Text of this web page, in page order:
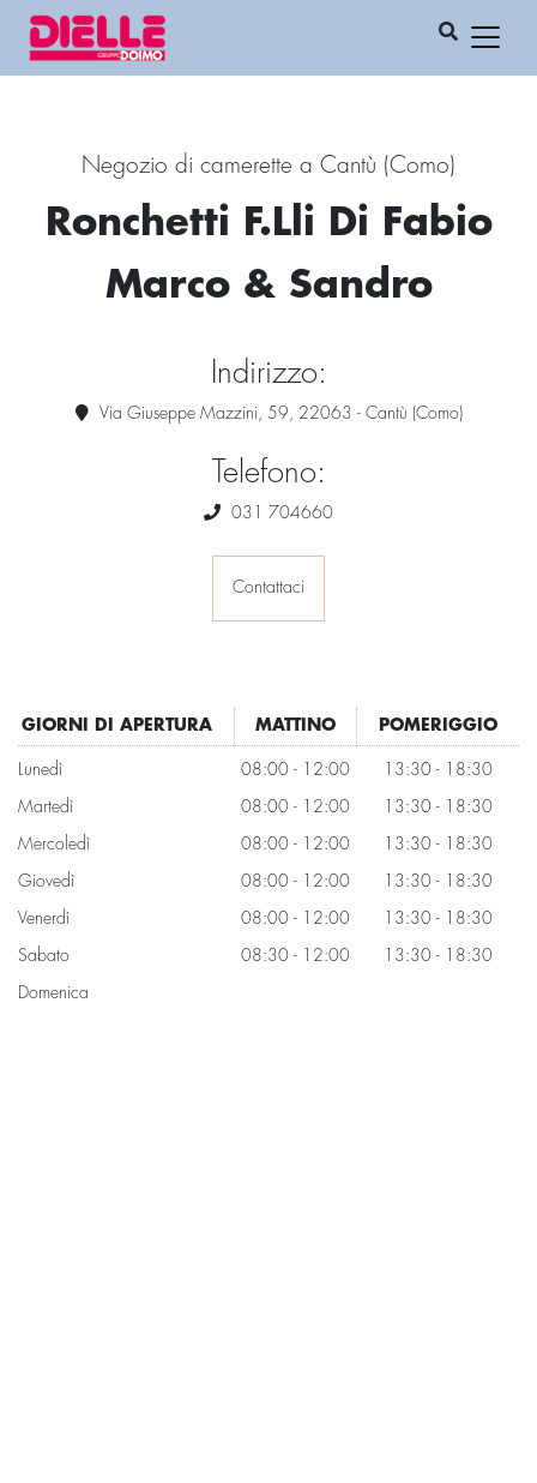
Negozio di camerette a Cantù (Como)
Ronchetti F.Lli Di Fabio
Marco & Sandro
Indirizzo:
Via Giuseppe Mazzini, 59, 22063 - Cantù (Como)
Telefono:
031 704660
Contattaci
GIORNI DI APERTURA MATTINO POMERIGGIO
Lunedì 08:00 - 12:00
13:30 - 18:30
Martedì
08:00 - 12:00
13:30 - 18:30
Mercoledì
08:00 - 12:00
13:30 - 18:30
Giovedì
08:00 - 12:00
13:30 - 18:30
Venerdì
08:00 - 12:00
13:30 - 18:30
Sabato
08:30 - 12:00
13:30 - 18:30
Domenica